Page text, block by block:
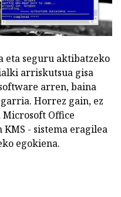
eta seguru aktibatzeko
arriskutsua gisa
arren, baina
Horrez gain, ez
Office
- sistema eragilea
egokiena.